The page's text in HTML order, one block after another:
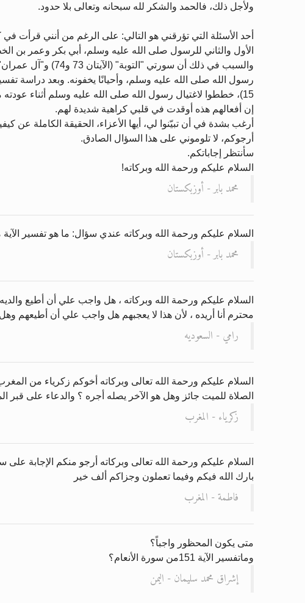
ولأجل ذلك، فالحمد والشكر لله سبحانه وتعالى بلا حدود.
أحد الأسئلة التي تؤرقني هو التالي: على الرغم من أنني قرأت
الأول والثاني للرسول صلى الله عليه وسلم، أبي بكر وعمر بن
رسول الله صلى الله عليه وسلم، وأحيانًا يخفونه. وبعد دراسة
15)، خططوا لاغتيال رسول الله صلى الله عليه وسلم أثناء عودته من غزوة تبوك.
إن أفعالهم هذه أوقدت في قلبي كراهية شديدة لهم.
أرغب بشدة في أن تبيّنوا لي، أيها الأعزاء، الحقيقة الكاملة عن
أرجوكم، لا تلوموني على هذا السؤال الصادق.
سأنتظر إجاباتكم.
السلام عليكم ورحمة الله وبركاته!
محمد بابر - أوزبكستان
السلام عليكم ورحمة الله وبركاته عندي سؤال: ما هو تفسير
محمد بابر - أوزبكستان
السلام عليكم ورحمة الله وبركاته ، هل واجب علي أن أطيع
محترم أنا أريده ، لأن هذا لا يعجبهم هل واجب علي أن أطيعهم
رامي - السعوديه
السلام عليكم ورحمة الله تعالى وبركاته أخوكم زكرياء من
الصلاة للميت جائز وهل هو الآخر يصله أجره ؟ والدعاء على
زكرياء - المغرب
السلام عليكم ورحمة الله تعالى وبركاته أرجو منكم الإجابة
بارك الله فيكم وفيما تعملون وجزاكم ألف خير
فاطمة - المغرب
متى يكون المحظور واجباً؟
وماتفسير الآية 151من سورة الأنعام؟
إشراق محمد سليمان - اليمن